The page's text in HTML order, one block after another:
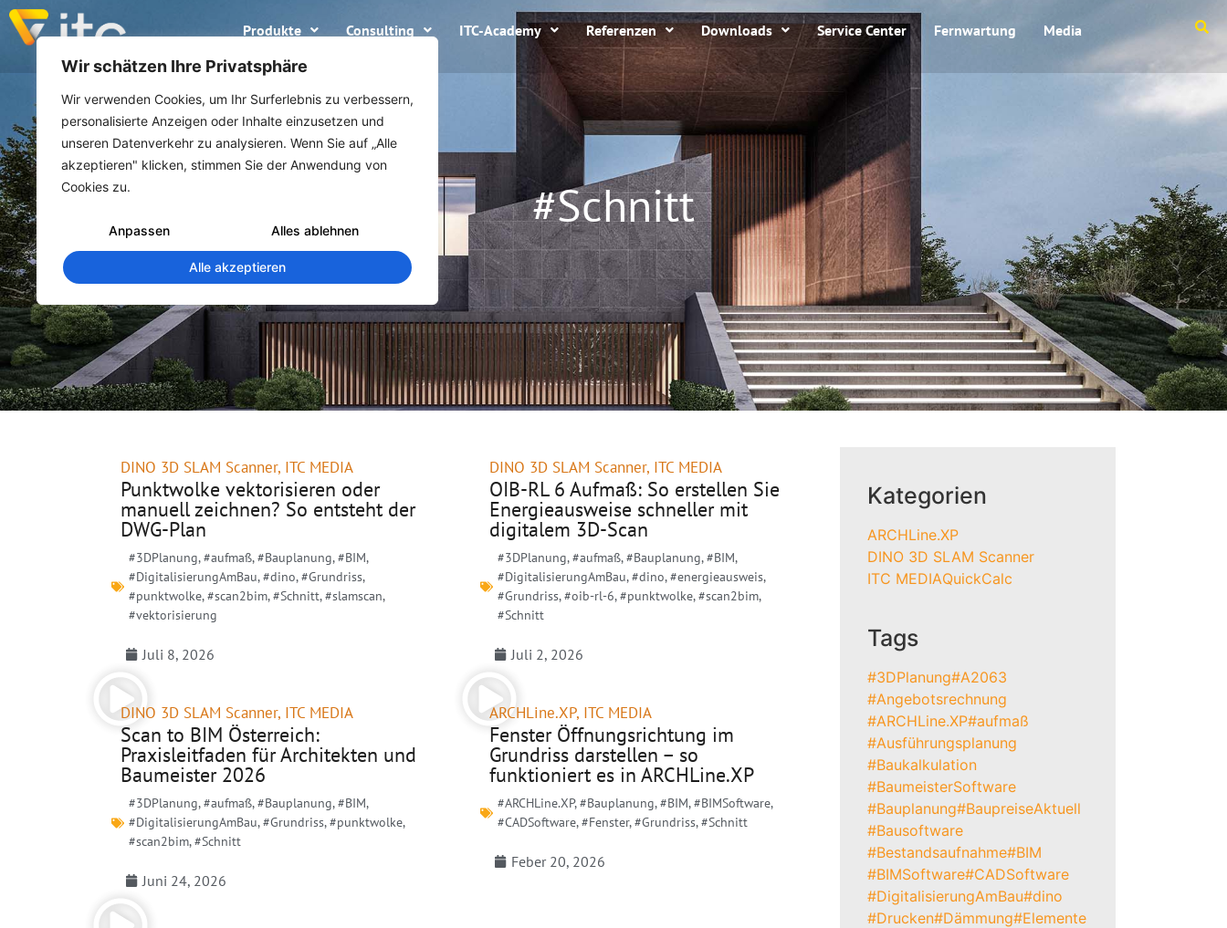
Wir schätzen Ihre Privatsphäre
Wir verwenden Cookies, um Ihr Surferlebnis zu verbessern,
personalisierte Anzeigen oder Inhalte einzusetzen und
unseren Datenverkehr zu analysieren. Wenn Sie auf „Alle
akzeptieren" klicken, stimmen Sie der Anwendung von
Cookies zu.
Anpassen Alles ablehnen
Alle akzeptieren
Produkte Consulting ITC-Academy Referenzen Downloads Service Center Fernwartung Media
#Schnitt
DINO 3D SLAM Scanner, ITC MEDIA
Punktwolke vektorisieren oder
manuell zeichnen? So entsteht der
DWG-Plan
#3DPlanung,#aufmaß,#Bauplanung,#BIM,
#DigitalisierungAmBau,#dino,#Grundriss,
#punktwolke,#scan2bim,#Schnitt,#slamscan,
#vektorisierung
Juli 8, 2026
DINO 3D SLAM Scanner, ITC MEDIA
OIB-RL 6 Aufmaß: So erstellen Sie
Energieausweise schneller mit
digitalem 3D-Scan
#3DPlanung,#aufmaß,#Bauplanung,#BIM,
#DigitalisierungAmBau,#dino,#energieausweis,
#Grundriss,#oib-rl-6,#punktwolke,#scan2bim,
#Schnitt
Juli 2, 2026
DINO 3D SLAM Scanner, ITC MEDIA
Scan to BIM Österreich:
Praxisleitfaden für Architekten und
Baumeister 2026
#3DPlanung,#aufmaß,#Bauplanung,#BIM,
#DigitalisierungAmBau,#Grundriss,#punktwolke,
#scan2bim,#Schnitt
Juni 24, 2026
ARCHLine.XP, ITC MEDIA
Fenster Öffnungsrichtung im
Grundriss darstellen – so
funktioniert es in ARCHLine.XP
#ARCHLine.XP,#Bauplanung,#BIM,#BIMSoftware,
#CADSoftware,#Fenster,#Grundriss,#Schnitt
Feber 20, 2026
Kategorien
ARCHLine.XP
DINO 3D SLAM Scanner
ITC MEDIAQuickCalc
Tags
#3DPlanung#A2063
#Angebotsrechnung
#ARCHLine.XP#aufmaß
#Ausführungsplanung
#Baukalkulation
#BaumeisterSoftware
#Bauplanung#BaupreiseAktuell
#Bausoftware
#Bestandsaufnahme#BIM
#BIMSoftware#CADSoftware
#DigitalisierungAmBau#dino
#Drucken#Dämmung#Elemente